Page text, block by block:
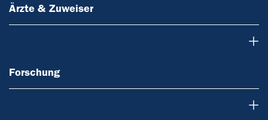
Ärzte & Zuweiser
Forschung